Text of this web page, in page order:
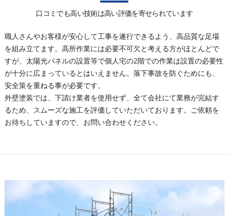
口コミでも高い技術は高い評価を寄せられています
職人さんやお客様が安心して工事を遂行できるよう、高品質な足場
を組み立てます。高所作業には必要不可欠と考える方がほとんどで
すが、太陽光パネルの設置等で個人宅の2階での作業は設置の必要性
が十分に広まっているとはいえません。落下事故を防ぐためにも、
安全策を重ねる事が必要です。
外壁塗装では、下請け業者を使用せず、全て会社にて業務が完結す
るため、スムーズな施工を評価していただいております。ご依頼を
お待ちしていますので、お問い合わせください。